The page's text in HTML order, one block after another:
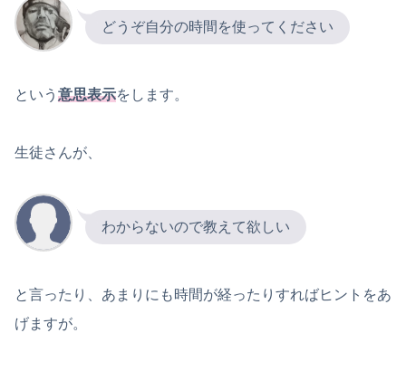
どうぞ自分の時間を使ってください
という 意思表示をします。
生徒さんが、
わからないので教えて欲しい
と言ったり、あまりにも時間が経ったりすればヒントをあ
げますが。